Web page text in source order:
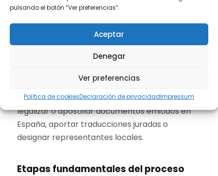
pulsando el botón “Ver preferencias”.
Aceptar
Denegar
Ver preferencias
Política de cookiesDeclaración de privacidadImpressum
equivalente, se tramitan las altas fiscales, la
obtención de número de identificación
tributaria, la apertura de cuenta bancaria y las
inscripciones laborales o de seguridad social
En determinados países, además, será
necesario acreditar el origen de fondos,
legalizar o apostillar documentos emitidos en
España, aportar traducciones juradas o
designar representantes locales.
Etapas fundamentales del proceso